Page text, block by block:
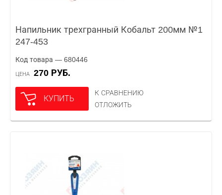
Напильник трехгранный Кобальт 200мм №1
247-453
Код товара — 680446
ЦЕНА 270 РУБ.
КУПИТЬ
К СРАВНЕНИЮ
ОТЛОЖИТЬ